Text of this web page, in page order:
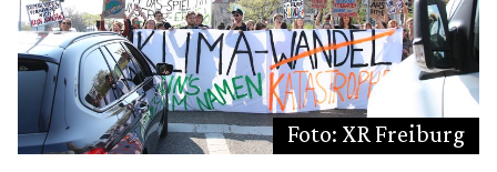
Foto: XR Freiburg